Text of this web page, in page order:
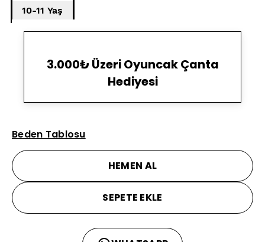
10-11 Yaş
3.000₺ Üzeri Oyuncak Çanta
Hediyesi
Beden Tablosu
HEMEN AL
SEPETE EKLE